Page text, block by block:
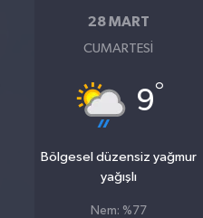
28 MART
CUMARTESI
9°
Bölgesel düzensiz yağmur
yağışlı
Nem: %77